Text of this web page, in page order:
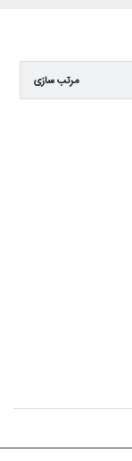
مرتب سازي